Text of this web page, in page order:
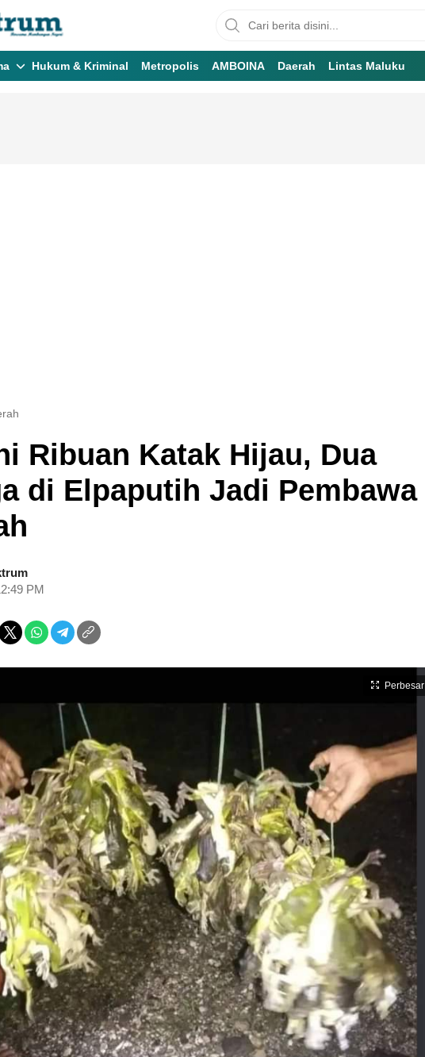
Hukum & Kriminal Metropolis AMBOINA Daerah Lintas Maluku
Ribuan Katak Hijau, Dua
di Elpaputih Jadi Pembawa
PM
Perbesar